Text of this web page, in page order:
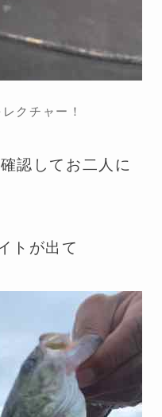
クチャー！
認してお二人に
トが出て